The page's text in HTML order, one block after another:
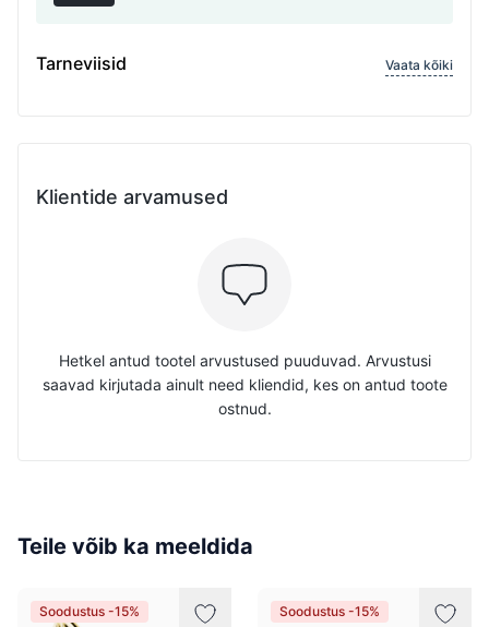
Tarneviisid Vaata kõiki
Klientide arvamused
Hetkel antud tootel arvustused puuduvad. Arvustusi
saavad kirjutada ainult need kliendid, kes on antud toote
ostnud.
Teile võib ka meeldida
Soodustus -15% Soodustus -15%